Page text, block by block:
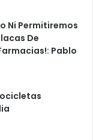
Ni Permitiremos
De
Pablo